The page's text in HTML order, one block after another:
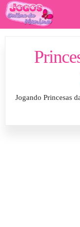
Jogando Princesas